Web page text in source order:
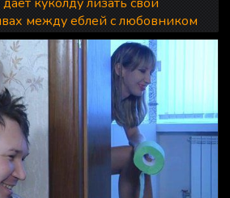
между еблей с любовником